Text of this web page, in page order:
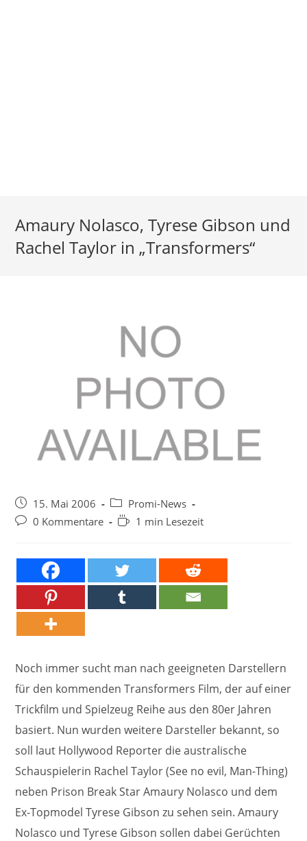
Amaury Nolasco, Tyrese Gibson und
Rachel Taylor in „Transformers“
Beitrag
veröffentlicht:
15. Mai 2006
Beitrags-
Kategorie:
Promi-News
Beitrags-
0 Kommentare Lesedauer:
1 min Lesezeit
Noch immer sucht man nach geeigneten Darstellern
für den kommenden Transformers Film, der auf einer
Trickfilm und Spielzeug Reihe aus den 80er Jahren
basiert. Nun wurden weitere Darsteller bekannt, so
soll laut Hollywood Reporter die australische
Schauspielerin Rachel Taylor (See no evil, Man-Thing)
neben Prison Break Star Amaury Nolasco und dem
Ex-Topmodel Tyrese Gibson zu sehen sein. Amaury
Nolasco und Tyrese Gibson sollen dabei Gerüchten